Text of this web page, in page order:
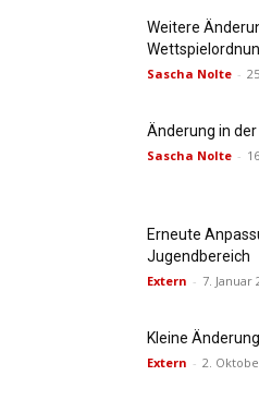
Weitere
Sascha Nolte -
Änderung in
Sascha Nolte -
Erneute
Jugendbereich
Extern - 7. Januar
Kleine
Extern - 2.